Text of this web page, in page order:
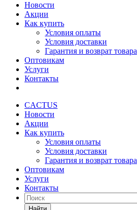
Новости
Акции
Как купить
Условия оплаты
Условия доставки
Гарантия и возврат товара
Оптовикам
Услуги
Контакты
CACTUS
Новости
Акции
Как купить
Условия оплаты
Условия доставки
Гарантия и возврат товара
Оптовикам
Услуги
Контакты